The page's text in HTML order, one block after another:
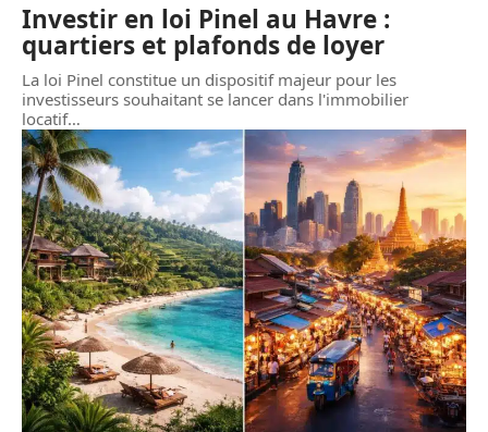
Investir en loi Pinel au Havre :
quartiers et plafonds de loyer
La loi Pinel constitue un dispositif majeur pour les
investisseurs souhaitant se lancer dans l'immobilier
locatif…